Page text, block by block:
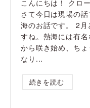
こんにちは！ クロ
さて今日は現場の
海のお話です。 2
すね。熱海には有
から咲き始め、ち
なり...
続きを読む